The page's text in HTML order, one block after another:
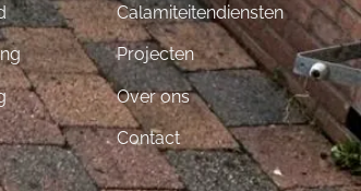
Calamiteitendiensten
Projecten
Over ons
Contact